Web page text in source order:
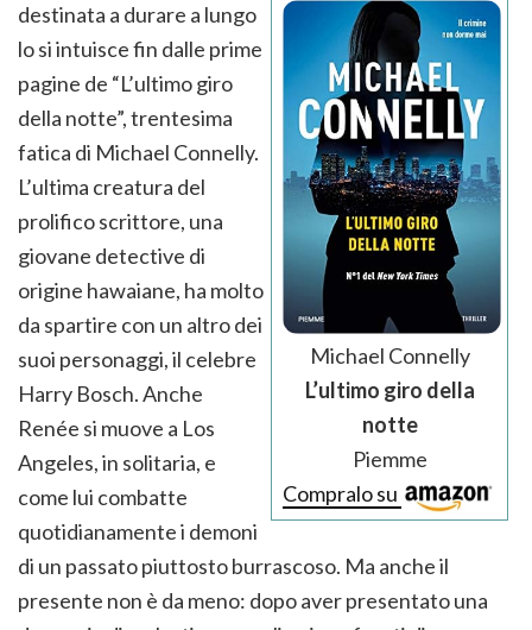
Michael Connelly
L’ultimo giro della
notte
Piemme
Compralo su
destinata a durare a lungo
lo si intuisce fin dalle prime
pagine de “L’ultimo giro
della notte”, trentesima
fatica di Michael Connelly.
L’ultima creatura del
prolifico scrittore, una
giovane detective di
origine hawaiane, ha molto
da spartire con un altro dei
suoi personaggi, il celebre
Harry Bosch. Anche
Renée si muove a Los
Angeles, in solitaria, e
come lui combatte
quotidianamente i demoni
di un passato piuttosto burrascoso. Ma anche il
presente non è da meno: dopo aver presentato una